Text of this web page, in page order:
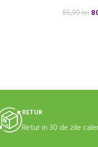
85,99lei
RETUR
Retur in 30 de zile